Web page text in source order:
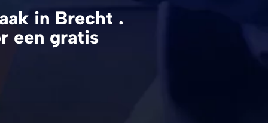
in Brecht .
een gratis